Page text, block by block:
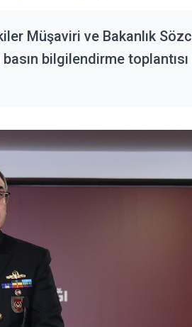
Müşaviri ve Bakanlık
bilgilendirme